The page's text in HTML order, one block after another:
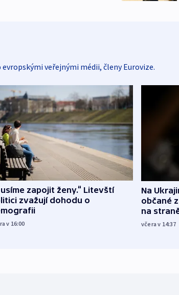
veřejnými médii, členy Eurovize.
zapojit ženy.“ Litevští
zvažují dohodu o
v 16:00
Na
občané
na
včera v 14:37